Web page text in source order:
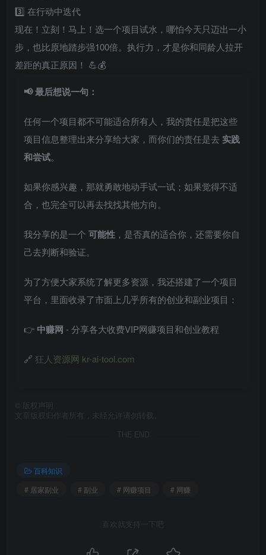
3️⃣ 在行动中迭代
现在！立刻！马上！选一个项目试水，哪怕今天只迈出一小
步，也比原地踏步强100倍。执行力，才是你和同龄人拉开
差距的真正原因！ 💪💰
📢 最后想说一句：
任何一个项目都不可能适合所有人，我的责任是把这些
项目信息整理出来分享给大家，而你们的责任是去 实践
和尝试。
如果你感兴趣，那就勇敢地动手试一试；如果觉得不适
合，也完全可以再去找找其他方向。
我分享的是一个 可能性 ，是否真的适合你，还需要你自
己去判断和验证。
为了方便大家系统了解更多资源，我还搭建了一个项目
平台，里面收录了市面上几乎所有的创业和副业项目：
👉 中赚网 - 分享各大收费VIP网赚项目和创业教程
🔗 狂人资源网 kr-ai-tool.com
版权声明
文章版权归作者所有，未经允许请勿转载。
THE END
百科知识
# 居家副业
# 副业 # 网赚项目 # 网赚
喜欢就支持一下吧